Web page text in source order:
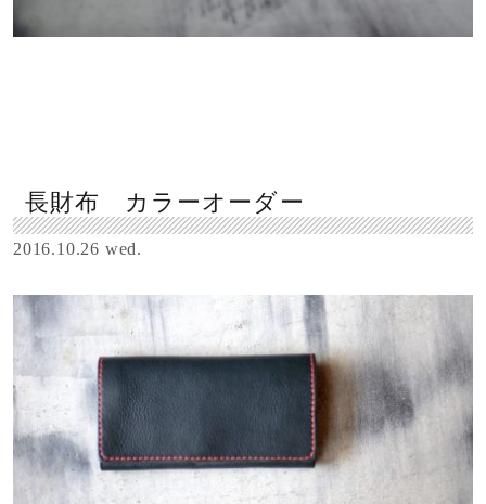
長財布 カラーオーダー
2016.10.26 wed.